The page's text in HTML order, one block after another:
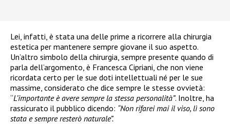
Lei, infatti, è stata una delle prime a ricorrere alla chirurgia
estetica per mantenere sempre giovane il suo aspetto.
Un’altro simbolo della chirurgia, sempre presente quando di
parla dell’argomento, è Francesca Cipriani, che non viene
ricordata certo per le sue doti intellettuali né per le sue
massime, considerato che dice sempre le stesse ovvietà:
“L’importante è avere sempre la stessa personalità”. Inoltre, ha
rassicurato il pubblico dicendo: “Non rifarei mai il viso, lì sono
stata e sempre resterò naturale”.